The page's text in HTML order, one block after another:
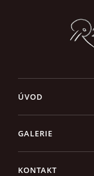
ÚVOD
GALERIE
KONTAKT